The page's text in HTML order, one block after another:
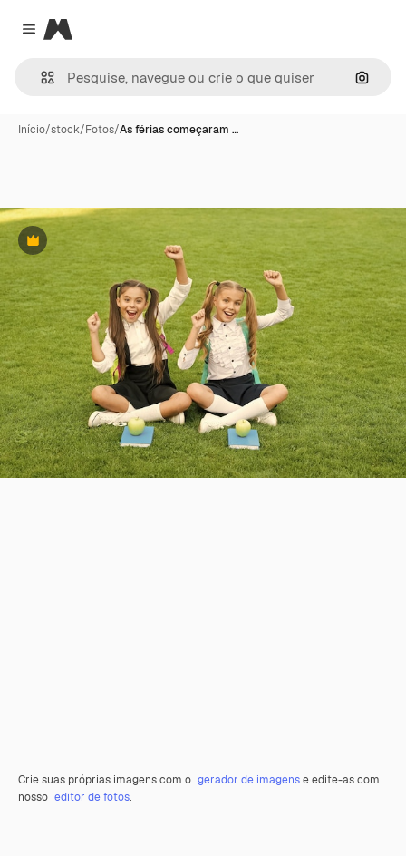
Close menu
Magnific
Início/stock/Fotos/As férias começaram …
Premium
Crie suas próprias imagens com o gerador de imagense edite-as com
nosso editor de fotos.